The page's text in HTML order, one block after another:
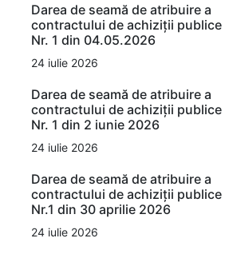
Darea de seamă de atribuire a
contractului de achiziții publice
Nr. 1 din 04.05.2026
24 iulie 2026
Darea de seamă de atribuire a
contractului de achiziții publice
Nr. 1 din 2 iunie 2026
24 iulie 2026
Darea de seamă de atribuire a
contractului de achiziții publice
Nr.1 din 30 aprilie 2026
24 iulie 2026